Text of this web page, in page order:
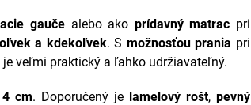
gaučealebo ako prídavný matrac pri
a kdekoľvek. S možnosťou prania pri
je veľmi praktický a ľahko udržiavateľný.
cm. Doporučený je lamelový rošt, pevný